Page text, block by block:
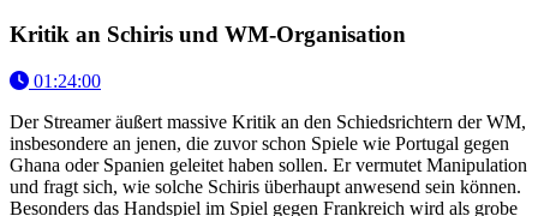
Kritik an Schiris und WM-Organisation
01:24:00
Der Streamer äußert massive Kritik an den Schiedsrichtern der WM,
insbesondere an jenen, die zuvor schon Spiele wie Portugal gegen
Ghana oder Spanien geleitet haben sollen. Er vermutet Manipulation
und fragt sich, wie solche Schiris überhaupt anwesend sein können.
Besonders das Handspiel im Spiel gegen Frankreich wird als grobe